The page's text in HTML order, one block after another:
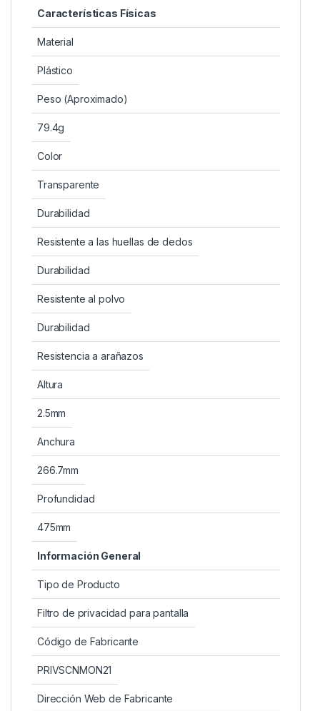
Características Físicas
Material
Plástico
Peso (Aproximado)
79.4g
Color
Transparente
Durabilidad
Resistente a las huellas de dedos
Durabilidad
Resistente al polvo
Durabilidad
Resistencia a arañazos
Altura
2.5mm
Anchura
266.7mm
Profundidad
475mm
Información General
Tipo de Producto
Filtro de privacidad para pantalla
Código de Fabricante
PRIVSCNMON21
Dirección Web de Fabricante